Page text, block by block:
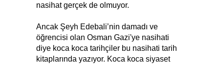
nasihat gerçek de olmuyor.
Ancak Şeyh Edebali’nin damadı ve
öğrencisi olan Osman Gazi'ye nasihati
diye koca koca tarihçiler bu nasihati tarih
kitaplarında yazıyor. Koca koca siyaset